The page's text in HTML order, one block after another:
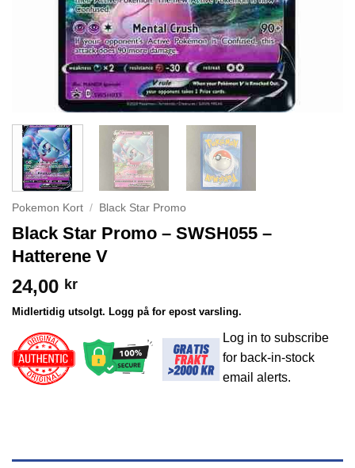
Pokemon Kort / Black Star Promo
Black Star Promo – SWSH055 –
Hatterene V
24,00 kr
Midlertidig utsolgt. Logg på for epost varsling.
Log in to subscribe
for back-in-stock
email alerts.